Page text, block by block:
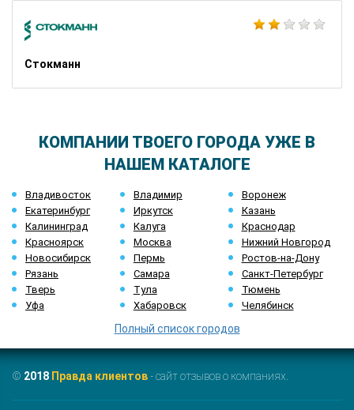
Стокманн
КОМПАНИИ ТВОЕГО ГОРОДА УЖЕ В
НАШЕМ КАТАЛОГЕ
Владивосток Владимир
Воронеж
Екатеринбург
Иркутск
Казань
Калининград
Калуга
Краснодар
Красноярск
Москва
Нижний Новгород
Новосибирск
Пермь
Ростов-на-Дону
Рязань
Самара
Санкт-Петербург
Тверь
Тула
Тюмень
Уфа
Хабаровск Челябинск
Полный список городов
© 2018 Правда клиентов- сайт отзывов о компаниях.